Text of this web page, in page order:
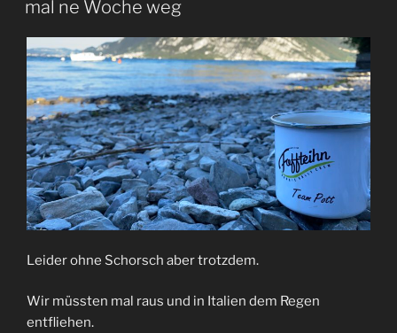
mal ne Woche weg
Leider ohne Schorsch aber trotzdem.
Wir müssten mal raus und in Italien dem Regen
entfliehen.